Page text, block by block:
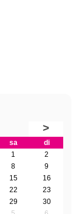
>
sa
di
1
2
8
9
15
16
22
23
29
30